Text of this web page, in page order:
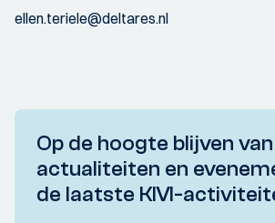
ellen.teriele@deltares.nl
Op de hoogte blijven
actualiteiten en
de laatste KIVI-